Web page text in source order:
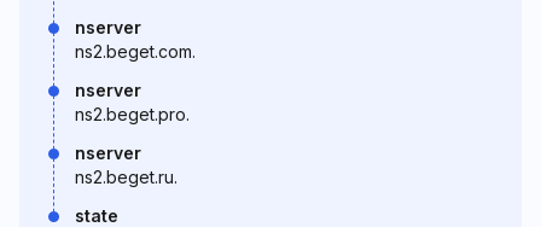
nserver
ns2.beget.com.
nserver
ns2.beget.pro.
nserver
ns2.beget.ru.
state